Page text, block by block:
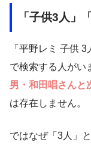
「子供3人」
「平野レミ 子供
で検索する人がい
男・和田唱さんと
は存在しません。
ではなぜ「3人」